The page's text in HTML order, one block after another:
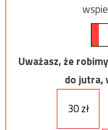
Uważasz, że
do jutra,
30 zł